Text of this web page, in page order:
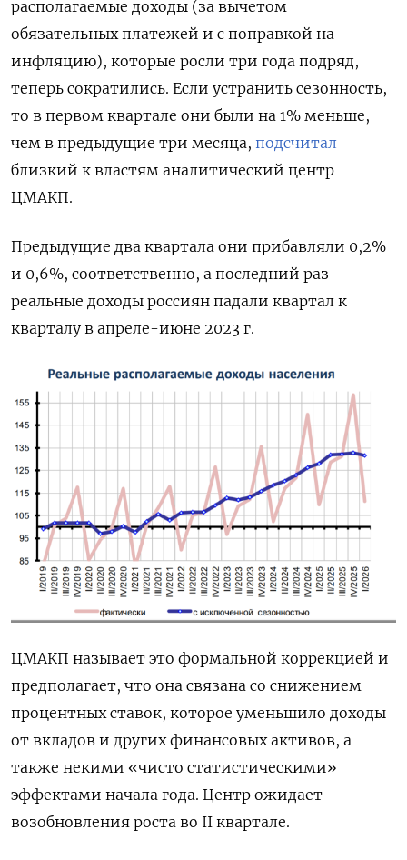
располагаемые доходы (за вычетом
обязательных платежей и с поправкой на
инфляцию), которые росли три года подряд,
теперь сократились. Если устранить сезонность,
то в первом квартале они были на 1% меньше,
чем в предыдущие три месяца, подсчитал
близкий к властям аналитический центр
ЦМАКП.
Предыдущие два квартала они прибавляли 0,2%
и 0,6%, соответственно, а последний раз
реальные доходы россиян падали квартал к
кварталу в апреле-июне 2023 г.
ЦМАКП называет это формальной коррекцией и
предполагает, что она связана со снижением
процентных ставок, которое уменьшило доходы
от вкладов и других финансовых активов, а
также некими «чисто статистическими»
эффектами начала года. Центр ожидает
возобновления роста во II квартале.